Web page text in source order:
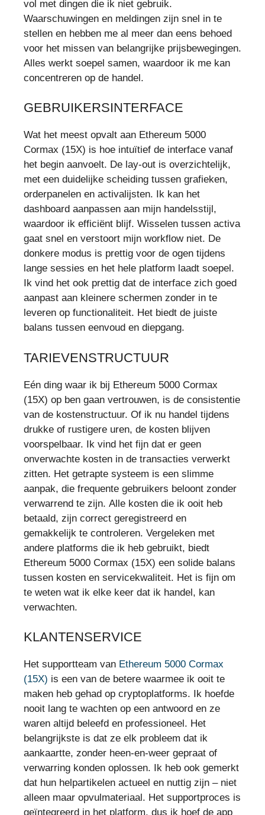
vol met dingen die ik niet gebruik.
Waarschuwingen en meldingen zijn snel in te
stellen en hebben me al meer dan eens behoed
voor het missen van belangrijke prijsbewegingen.
Alles werkt soepel samen, waardoor ik me kan
concentreren op de handel.
GEBRUIKERSINTERFACE
Wat het meest opvalt aan Ethereum 5000
Cormax (15X) is hoe intuïtief de interface vanaf
het begin aanvoelt. De lay-out is overzichtelijk,
met een duidelijke scheiding tussen grafieken,
orderpanelen en activalijsten. Ik kan het
dashboard aanpassen aan mijn handelsstijl,
waardoor ik efficiënt blijf. Wisselen tussen activa
gaat snel en verstoort mijn workflow niet. De
donkere modus is prettig voor de ogen tijdens
lange sessies en het hele platform laadt soepel.
Ik vind het ook prettig dat de interface zich goed
aanpast aan kleinere schermen zonder in te
leveren op functionaliteit. Het biedt de juiste
balans tussen eenvoud en diepgang.
TARIEVENSTRUCTUUR
Eén ding waar ik bij Ethereum 5000 Cormax
(15X) op ben gaan vertrouwen, is de consistentie
van de kostenstructuur. Of ik nu handel tijdens
drukke of rustigere uren, de kosten blijven
voorspelbaar. Ik vind het fijn dat er geen
onverwachte kosten in de transacties verwerkt
zitten. Het getrapte systeem is een slimme
aanpak, die frequente gebruikers beloont zonder
verwarrend te zijn. Alle kosten die ik ooit heb
betaald, zijn correct geregistreerd en
gemakkelijk te controleren. Vergeleken met
andere platforms die ik heb gebruikt, biedt
Ethereum 5000 Cormax (15X) een solide balans
tussen kosten en servicekwaliteit. Het is fijn om
te weten wat ik elke keer dat ik handel, kan
verwachten.
KLANTENSERVICE
Het supportteam van Ethereum 5000 Cormax
(15X) is een van de betere waarmee ik ooit te
maken heb gehad op cryptoplatforms. Ik hoefde
nooit lang te wachten op een antwoord en ze
waren altijd beleefd en professioneel. Het
belangrijkste is dat ze elk probleem dat ik
aankaartte, zonder heen-en-weer gepraat of
verwarring konden oplossen. Ik heb ook gemerkt
dat hun helpartikelen actueel en nuttig zijn – niet
alleen maar opvulmateriaal. Het supportproces is
geïntegreerd in het platform, dus ik hoef de app